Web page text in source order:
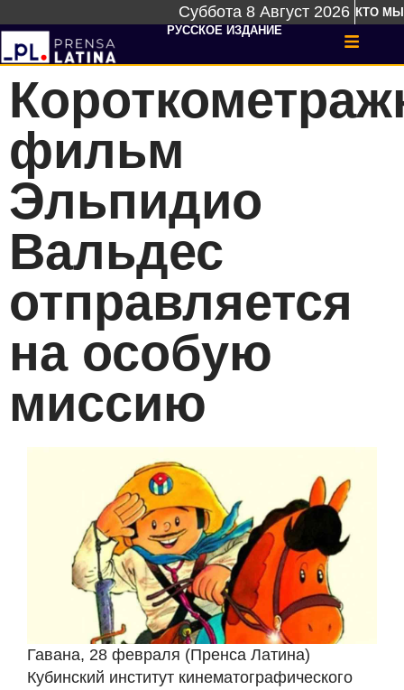
Суббота 8 Август 2026 КТО МЫ
РУССКОЕ ИЗДАНИЕ
фильм
Эльпидио
Вальдес
отправляется
на особую
миссию
Гавана, 28 февраля (Пренса Латина)
Кубинский институт кинематографического